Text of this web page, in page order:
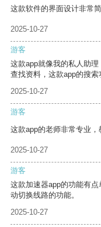
这款软件的界面设计非常
2025-10-27
游客
这款app就像我的私人助
查找资料，这款app的搜索
2025-10-27
游客
这款app的老师非常专业，
2025-10-27
游客
这款加速器app的功能有
动切换线路的功能。
2025-10-27